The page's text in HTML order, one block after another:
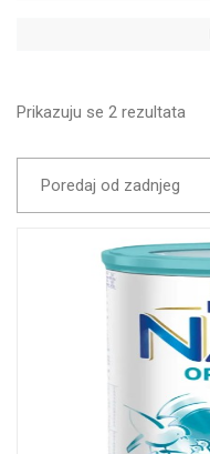
Prikazuju se 2 rezultata